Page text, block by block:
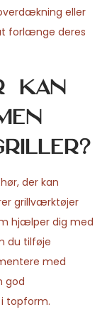
eller
forlænge deres
kan
der kan
grillværktøjer
hjælper dig med
du tilføje
med
god
topform.